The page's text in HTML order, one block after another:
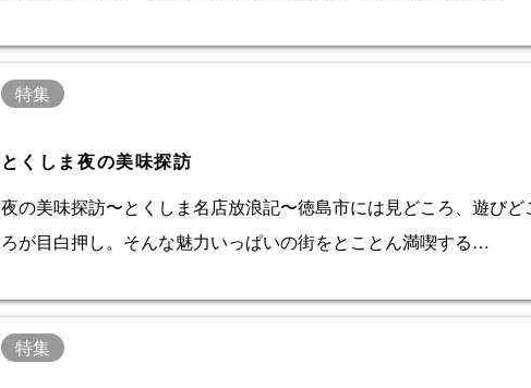
特集
とくしま夜の美味探訪
夜の美味探訪〜とくしま名店放浪記〜徳島市には見どころ、遊びど
ろが目白押し。そんな魅力いっぱいの街をとことん満喫する…
特集